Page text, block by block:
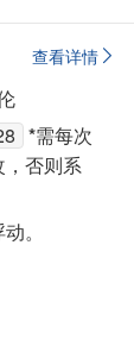
查看详情
*需每次
。